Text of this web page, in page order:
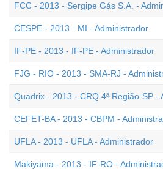
FCC - 2013 - Sergipe Gás S.A. -
CESPE - 2013 - MI - Administrador
IF-PE - 2013 - IF-PE - Administrador
FJG - RIO - 2013 - SMA-RJ -
Quadrix - 2013 - CRQ 4ª Região-SP -
CEFET-BA - 2013 - CBPM -
UFLA - 2013 - UFLA - Administrador
Makiyama - 2013 - IF-RO -